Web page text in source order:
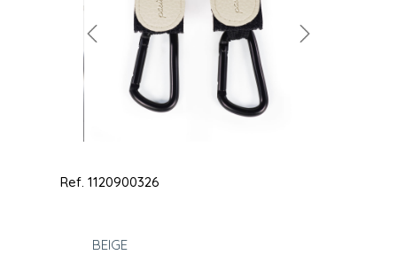
Ref. 1120900326
BEIGE